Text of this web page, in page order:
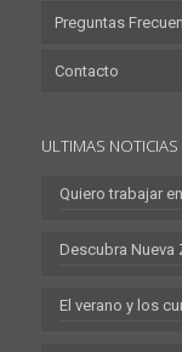
Preguntas
Contacto
ULTIMAS NOTICIAS
Quiero trabajar
Descubra
El verano y los